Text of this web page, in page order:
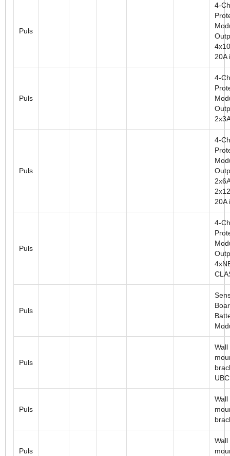
Puls
4-
20A
Puls
4-
Puls
4-
20A
Puls
4-
Puls
Puls
Wall
Puls
Wall
Puls